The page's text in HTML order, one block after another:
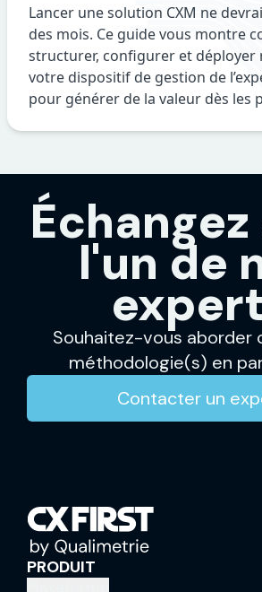
Lancer une solution CXM ne
des mois. Ce guide vous montre
structurer, configurer et déployer
votre dispositif de gestion de
pour générer de la valeur dès les
l'un de
Souhaitez-vous aborder
méthodologie(s) en
Contacter un
PRODUIT